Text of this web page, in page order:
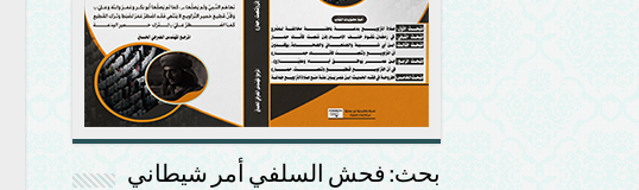
بحث: فحش السلفي أمر شيطاني